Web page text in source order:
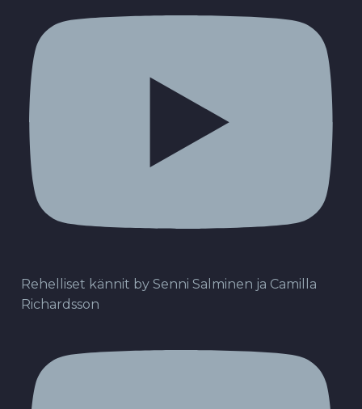
Rehelliset kännit by Senni Salminen ja Camilla
Richardsson